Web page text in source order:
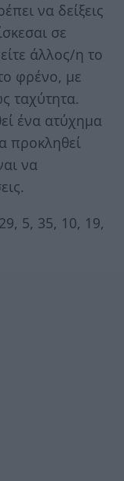
να δείξεις
σε
άλλος/η το
φρένο, με
ταχύτητα.
ένα ατύχημα
προκληθεί
να
5, 35, 10, 19,